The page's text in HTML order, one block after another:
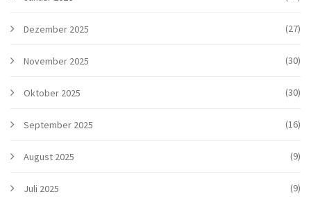
Dezember 2025 (27)
November 2025 (30)
Oktober 2025 (30)
September 2025 (16)
August 2025 (9)
Juli 2025 (9)